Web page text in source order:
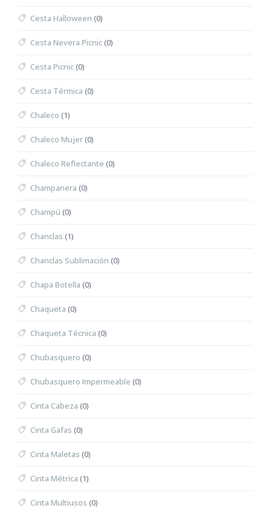
Cesta Halloween (0)
Cesta Nevera Picnic(0)
Cesta Picnic(0)
Cesta Térmica (0)
Chaleco (1)
Chaleco Mujer(0)
Chaleco Reflectante (0)
Champanera (0)
Champú (0)
Chanclas (1)
Chanclas Sublimación (0)
Chapa Botella (0)
Chaqueta (0)
Chaqueta Técnica (0)
Chubasquero (0)
Chubasquero Impermeable (0)
Cinta Cabeza (0)
Cinta Gafas (0)
Cinta Maletas (0)
Cinta Métrica (1)
Cinta Multiusos (0)